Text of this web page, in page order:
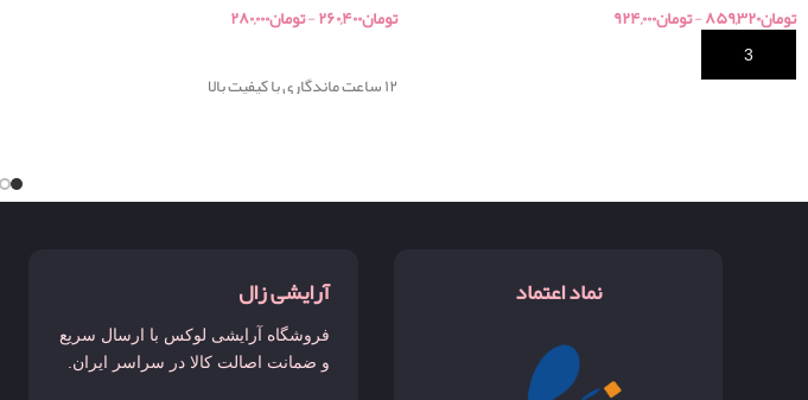
تومان۸۵۹,۳۲۰-تومان۹۲۴,۰۰۰
تام فورد فابیولس
جور رایحه پرفروش
سیلور سنت
تومان۲۶۰,۴۰۰-تومان۲۸۰,۰۰۰
۱۲ ساعت ماندگاری با کیفیت بالا
نماد اعتماد آرایشی زال
فروشگاه آرایشی لوکس با ارسال سریع
و ضمانت اصالت کالا در سراسر ایران.